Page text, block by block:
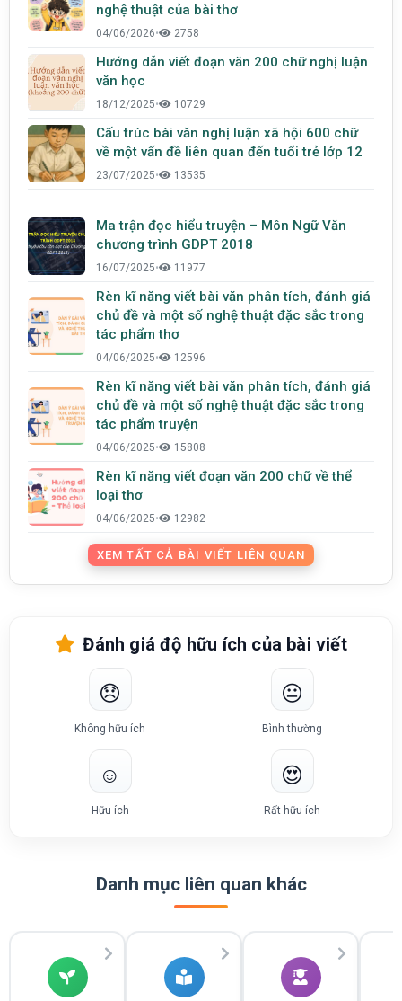
nghệ thuật của bài thơ
04/06/2026• 2758
Hướng dẫn viết đoạn văn 200 chữ nghị luận
văn học
18/12/2025• 10729
Cấu trúc bài văn nghị luận xã hội 600 chữ
về một vấn đề liên quan đến tuổi trẻ lớp 12
23/07/2025• 13535
Ma trận đọc hiểu truyện – Môn Ngữ Văn
chương trình GDPT 2018
16/07/2025• 11977
Rèn kĩ năng viết bài văn phân tích, đánh giá
chủ đề và một số nghệ thuật đặc sắc trong
tác phẩm thơ
04/06/2025• 12596
Rèn kĩ năng viết bài văn phân tích, đánh giá
chủ đề và một số nghệ thuật đặc sắc trong
tác phẩm truyện
04/06/2025• 15808
Rèn kĩ năng viết đoạn văn 200 chữ về thể
loại thơ
04/06/2025• 12982
XEM TẤT CẢ BÀI VIẾT LIÊN QUAN
Đánh giá độ hữu ích của bài viết
😞
Không hữu ích
😐
Bình thường
☺️
Hữu ích
😍
Rất hữu ích
Danh mục liên quan khác